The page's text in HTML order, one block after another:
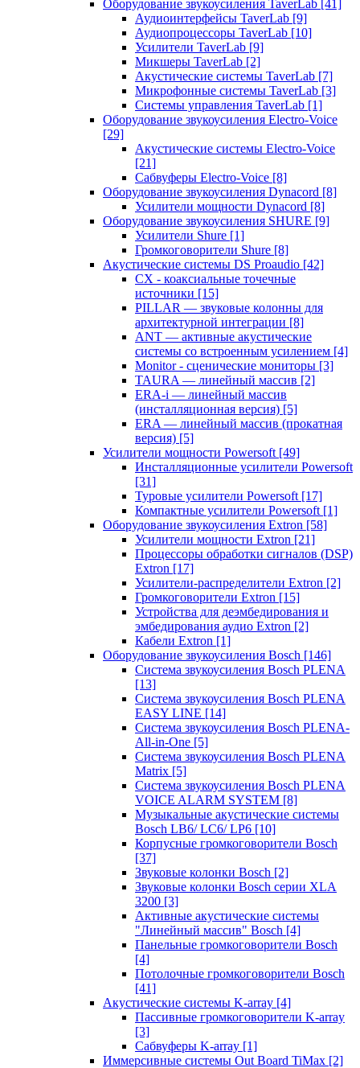
Оборудование звукоусиления TaverLab [41]
Аудиоинтерфейсы TaverLab [9]
Аудиопроцессоры TaverLab [10]
Усилители TaverLab [9]
Микшеры TaverLab [2]
Акустические системы TaverLab [7]
Микрофонные системы TaverLab [3]
Системы управления TaverLab [1]
Оборудование звукоусиления Electro-Voice
[29]
Акустические системы Electro-Voice
[21]
Сабвуферы Electro-Voice [8]
Оборудование звукоусиления Dynacord [8]
Усилители мощности Dynacord [8]
Оборудование звукоусиления SHURE [9]
Усилители Shure [1]
Громкоговорители Shure [8]
Акустические системы DS Proaudio [42]
CX - коаксиальные точечные
источники [15]
PILLAR — звуковые колонны для
архитектурной интеграции [8]
ANT — активные акустические
системы со встроенным усилением [4]
Monitor - сценические мониторы [3]
TAURA — линейный массив [2]
ERA-i — линейный массив
(инсталляционная версия) [5]
ERA — линейный массив (прокатная
версия) [5]
Усилители мощности Powersoft [49]
Инсталляционные усилители Powersoft
[31]
Туровые усилители Powersoft [17]
Компактные усилители Powersoft [1]
Оборудование звукоусиления Extron [58]
Усилители мощности Extron [21]
Процессоры обработки сигналов (DSP)
Extron [17]
Усилители-распределители Extron [2]
Громкоговорители Extron [15]
Устройства для деэмбедирования и
эмбедирования аудио Extron [2]
Кабели Extron [1]
Оборудование звукоусиления Bosch [146]
Система звукоусиления Bosch PLENA
[13]
Система звукоусиления Bosch PLENA
EASY LINE [14]
Система звукоусиления Bosch PLENA-
All-in-One [5]
Система звукоусиления Bosch PLENA
Matrix [5]
Система звукоусиления Bosch PLENA
VOICE ALARM SYSTEM [8]
Музыкальные акустические системы
Bosch LB6/ LC6/ LP6 [10]
Корпусные громкоговорители Bosch
[37]
Звуковые колонки Bosch [2]
Звуковые колонки Bosch серии XLA
3200 [3]
Активные акустические системы
"Линейный массив" Bosch [4]
Панельные громкоговорители Bosch
[4]
Потолочные громкоговорители Bosch
[41]
Акустические системы K-array [4]
Пассивные громкоговорители K-array
[3]
Сабвуферы K-array [1]
Иммерсивные системы Out Board TiMax [2]